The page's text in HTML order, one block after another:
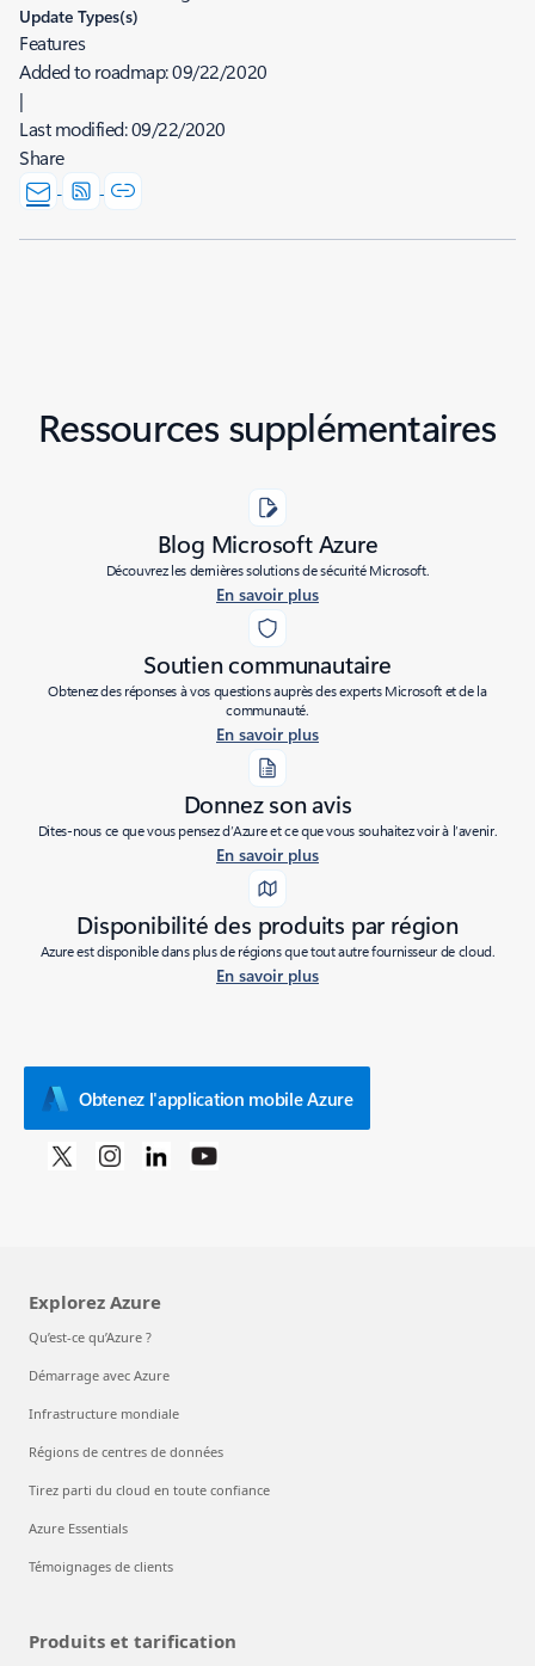
Update Types(s)
Features
Added to roadmap:09/22/2020
|
Last modified:09/22/2020
Share
Ressources supplémentaires
Blog Microsoft Azure
Découvrez les dernières solutions de sécurité Microsoft.
En savoir plus
Soutien communautaire
Obtenez des réponses à vos questions auprès des experts Microsoft et de la
communauté.
En savoir plus
Donnez son avis
Dites-nous ce que vous pensez d’Azure et ce que vous souhaitez voir à l’avenir.
En savoir plus
Disponibilité des produits par région
Azure est disponible dans plus de régions que tout autre fournisseur de cloud.
En savoir plus
Obtenez l'application mobile Azure
Explorez Azure
Qu’est-ce qu’Azure ?
Démarrage avec Azure
Infrastructure mondiale
Régions de centres de données
Tirez parti du cloud en toute confiance
Azure Essentials
Témoignages de clients
Produits et tarification